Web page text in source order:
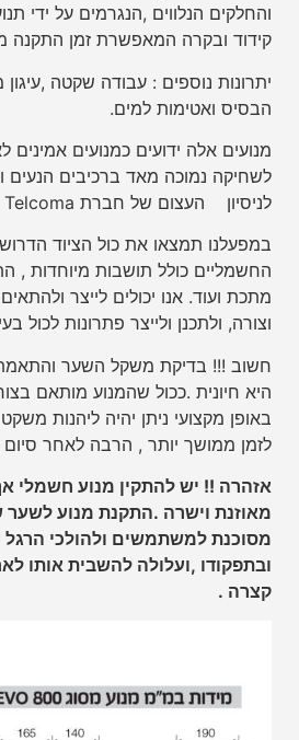
והחלקים הנלווים ,הנגרמים על ידי
קידוד ובקרה המאפשרת זמן התקנה
יתרונות נוספים : עבודה שקטה
הבסיס ואטימות למים.
מנועים אלה ידועים כמנועים אמינים
לשחיקה נמוכה מאד ברכיבים הנעים
לניסיון העצום של חברת Telcoma משנת 1980 .
במפעלנו תמצאו את כול הציוד
החשמליים כולל תושבות מיוחדות ,
מתכת ועוד. אנו יכולים לייצר
וצורה, ולתכנן ולייצר פתרונות לכול
חשוב !!! בדיקת משקל השער
היא חיונית .ככול שהמנוע מותאם
באופן מקצועי ניתן יהיה ליהנות
לזמן ממושך יותר , הרבה לאחר
אזהרה !! יש להתקין מנוע חשמלי
מאוזנת וישרה .התקנת מנוע
מסוכנת למשתמשים ולהולכי הרגל
ובתפקודו ,ועלולה להשבית אותו
קצרה .